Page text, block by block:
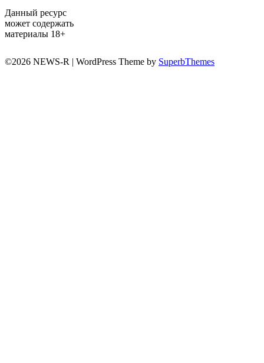
Данный ресурс
может содержать
материалы 18+
©2026 NEWS-R | WordPress Theme by SuperbThemes